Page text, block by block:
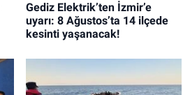
Gediz Elektrik’ten İzmir’e
uyarı: 8 Ağustos’ta 14 ilçede
kesinti yaşanacak!